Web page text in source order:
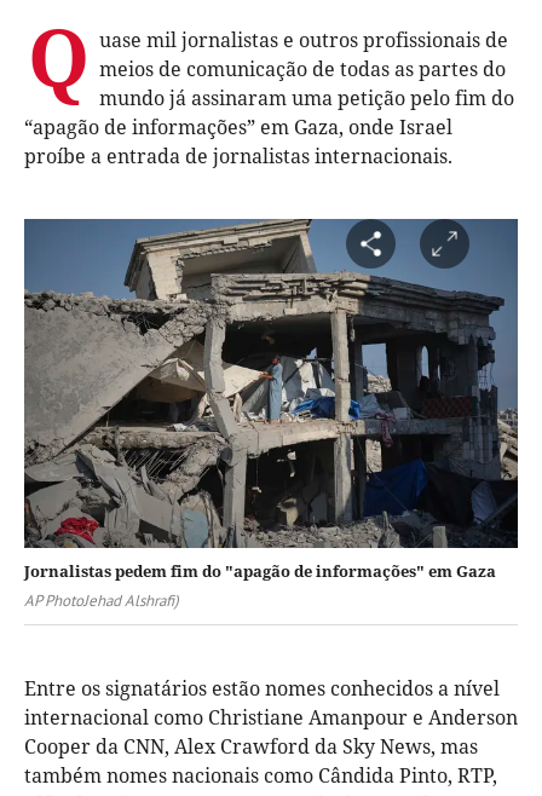
Q uase mil jornalistas e outros profissionais de
meios de comunicação de todas as partes do
mundo já assinaram uma petição pelo fim do
“apagão de informações” em Gaza, onde Israel
proíbe a entrada de jornalistas internacionais.
Jornalistas pedem fim do "apagão de informações" em Gaza
AP PhotoJehad Alshrafi)
Entre os signatários estão nomes conhecidos a nível
internacional como Christiane Amanpour e Anderson
Cooper da CNN, Alex Crawford da Sky News, mas
também nomes nacionais como Cândida Pinto, RTP,